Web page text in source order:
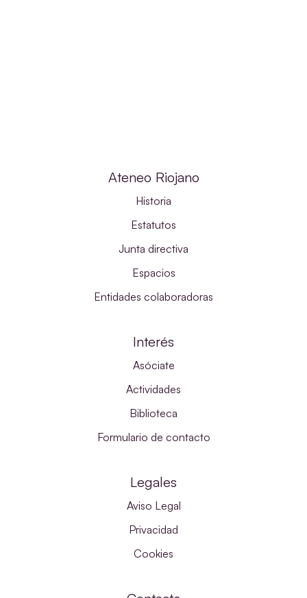
Ateneo Riojano
Historia
Estatutos
Junta directiva
Espacios
Entidades colaboradoras
Interés
Asóciate
Actividades
Biblioteca
Formulario de contacto
Legales
Aviso Legal
Privacidad
Cookies